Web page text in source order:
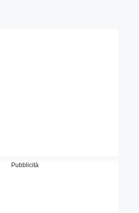
Pubblicità